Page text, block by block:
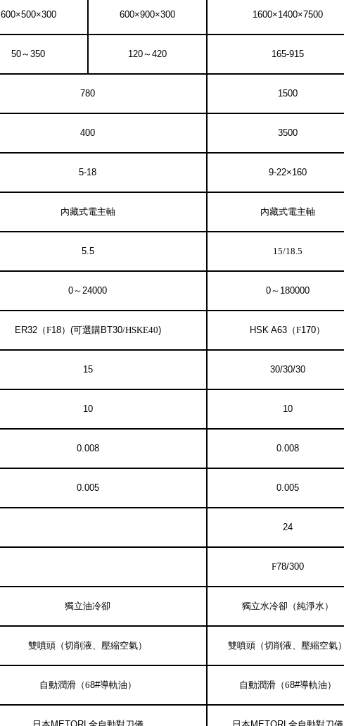
600×500×300 600×900×300 1600×1400×7500
50～350 120～420 165-915
780 1500
400 3500
5-18 9-22×160
內藏式電主軸 內藏式電主軸
5.5 15/18.5
0～24000 0～ 180000
ER32（F18） (可選購BT30/HSKE40) HSK A63 （F170）
15 30/30/30
10 10
0.008 0.008
0.005 0.005
24
F78/300
獨立油冷卻 獨立水冷卻 （純淨水）
雙噴頭（切削液、壓縮空氣） 雙噴頭（切削液、壓縮空氣）
自動潤滑（68#導軌油） 自動潤滑（68#導軌油）